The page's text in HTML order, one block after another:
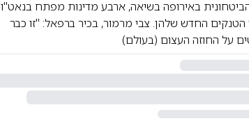
באירופה בשיאה, ארבע מדינות מפתח בנאט"ו
הטנקים החדש שלהן. צבי מרמור, בכיר ברפאל: "זו כבר
על החוזה העצום (בעולם)